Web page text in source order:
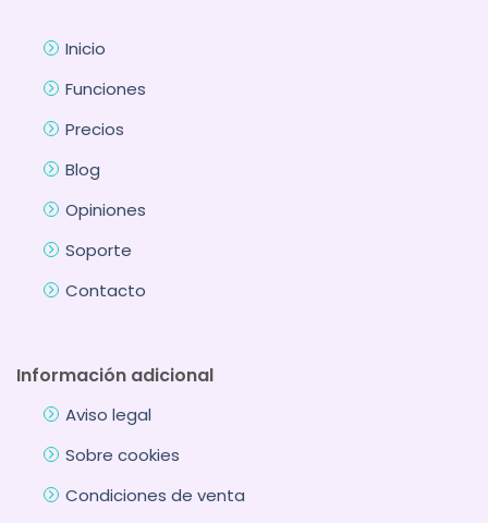
Inicio
Funciones
Precios
Blog
Opiniones
Soporte
Contacto
Información adicional
Aviso legal
Sobre cookies
Condiciones de venta